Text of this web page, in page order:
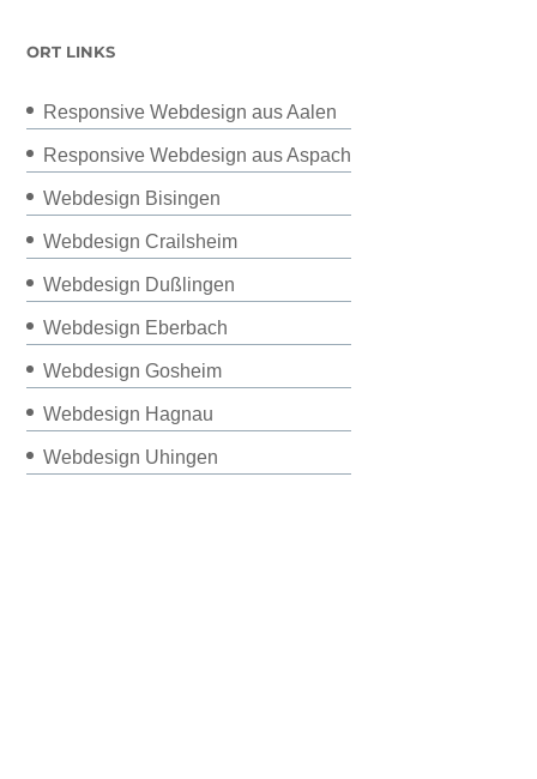
ORT LINKS
Responsive Webdesign aus Aalen
Responsive Webdesign aus Aspach
Webdesign Bisingen
Webdesign Crailsheim
Webdesign Dußlingen
Webdesign Eberbach
Webdesign Gosheim
Webdesign Hagnau
Webdesign Uhingen